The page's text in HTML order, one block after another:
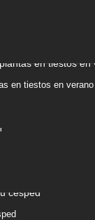
en tiestos en verano